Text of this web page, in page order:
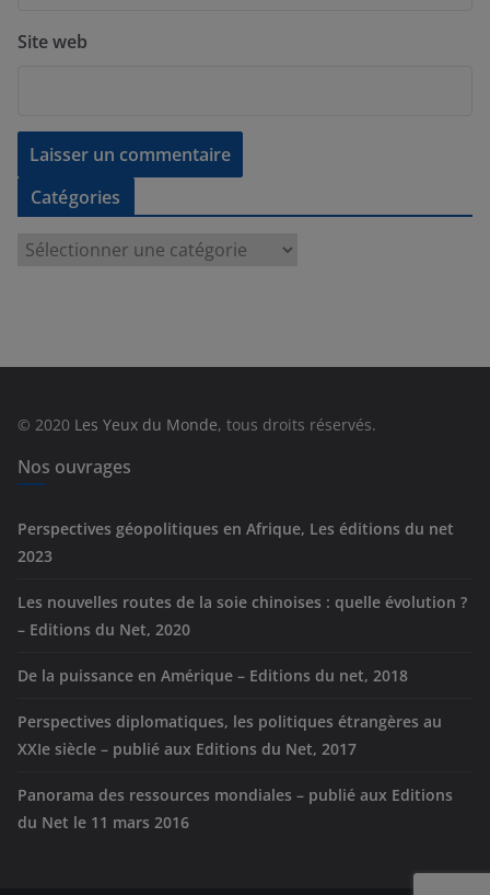
Site web
Catégories
e
© 2020 Les Yeux du Monde, tous droits réservés.
Nos ouvrages
Perspectives géopolitiques en Afrique, Les éditions du net
2023
Les nouvelles routes de la soie chinoises : quelle évolution ?
– Editions du Net, 2020
De la puissance en Amérique – Editions du net, 2018
Perspectives diplomatiques, les politiques étrangères au
XXIe siècle – publié aux Editions du Net, 2017
Panorama des ressources mondiales – publié aux Editions
du Net le 11 mars 2016